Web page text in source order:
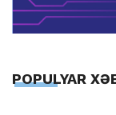
POPULYAR